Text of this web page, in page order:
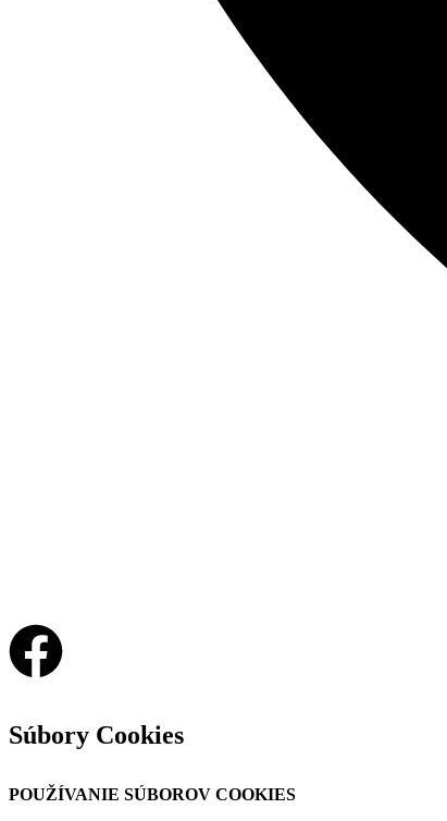
Súbory Cookies
POUŽÍVANIE SÚBOROV COOKIES